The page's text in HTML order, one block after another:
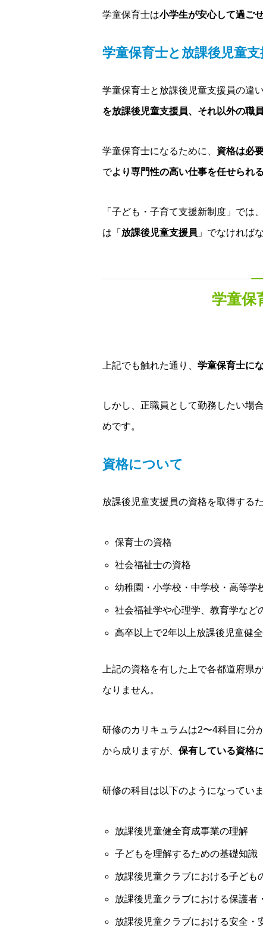
学童保育士は小学生が安心して過ご
学童保育士と放課後児童
学童保育士と放課後児童支援員の違い
を放課後児童支援員、それ以外の職
学童保育士になるために、 資格は必
でより専門性の高い仕事を任せられ
「子ども・子育て支援新制度」では、
は「 放課後児童支援員 」でなければ
学童保
上記でも触れた通り、 学童保育士に
しかし、正職員として勤務したい場
めです。
資格について
放課後児童支援員の資格を取得するた
保育士の資格
社会福祉士の資格
幼稚園・小学校・中学校・高等学
社会福祉学や心理学、教育学など
高卒以上で2年以上放課後児童健
上記の資格を有した上で各都道府県
なりません。
研修のカリキュラムは2〜4科目に分
から成りますが、 保有している資格
研修の科目は以下のようになっていま
放課後児童健全育成事業の理解
子どもを理解するための基礎知識
放課後児童クラブにおける子ども
放課後児童クラブにおける保護者
放課後児童クラブにおける安全・